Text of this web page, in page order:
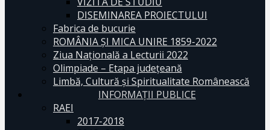
DISEMINAREA PROIECTULUI
Fabrica de bucurie
ROMÂNIA ŞI MICA UNIRE 1859-2022
Ziua Naţională a Lecturii 2022
Olimpiade – Etapa judeţeană
Limbă, Cultură și Spiritualitate Românească
INFORMAŢII PUBLICE
RAEI
2017-2018